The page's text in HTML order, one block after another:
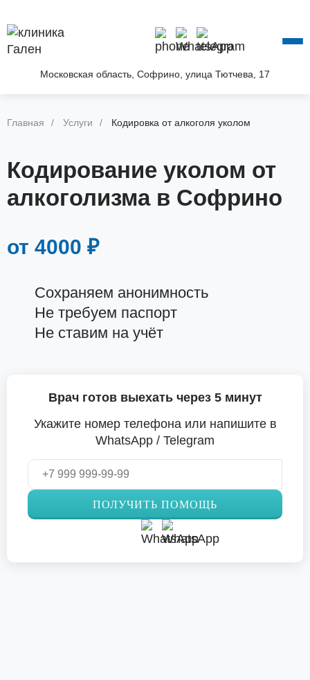
Московская область, Софрино, улица Тютчева, 17
О КЛИНИКЕ
УСЛУГИ
КОНТАКТЫ
Главная Услуги Кодировка от алкоголя уколом
Кодирование уколом от
алкоголизма в Софрино
от 4000 ₽
Сохраняем анонимность
Не требуем паспорт
Не ставим на учёт
Врач готов выехать через 5 минут
Укажите номер телефона или напишите в
WhatsApp / Telegram
ПОЛУЧИТЬ ПОМОЩЬ